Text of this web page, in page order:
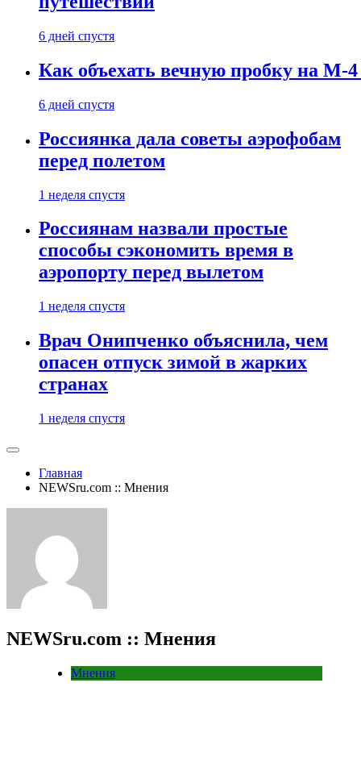
6 дней спустя
Как объехать вечную пробку на М-
6 дней спустя
Россиянка дала советы аэрофобам
перед полетом
1 неделя спустя
Россиянам назвали простые
способы сэкономить время в
аэропорту перед вылетом
1 неделя спустя
Врач Онипченко объяснила, чем
опасен отпуск зимой в жарких
странах
1 неделя спустя
Главная
NEWSru.com :: Мнения
NEWSru.com :: Мнения
Мнения